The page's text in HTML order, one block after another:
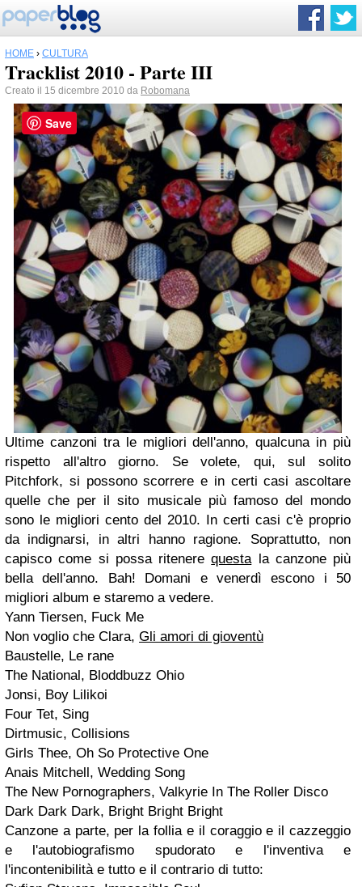
HOME › CULTURA
Tracklist 2010 - Parte III
Creato il 15 dicembre 2010 da Robomana
Ultime canzoni tra le migliori dell'anno, qualcuna in più
rispetto all'altro giorno. Se volete, qui, sul solito
Pitchfork, si possono scorrere e in certi casi ascoltare
quelle che per il sito musicale più famoso del mondo
sono le migliori cento del 2010. In certi casi c'è proprio
da indignarsi, in altri hanno ragione. Soprattutto, non
capisco come si possa ritenerequesta la canzone più
bella dell'anno. Bah! Domani e venerdì escono i 50
migliori album e staremo a vedere.
Yann Tiersen, Fuck Me
Non voglio che Clara, Gli amori di gioventù
Baustelle, Le rane
The National, Bloddbuzz Ohio
Jonsi, Boy Lilikoi
Four Tet, Sing
Dirtmusic, Collisions
Girls Thee, Oh So Protective One
Anais Mitchell, Wedding Song
The New Pornographers, Valkyrie In The Roller Disco
Dark Dark Dark, Bright Bright Bright
Canzone a parte, per la follia e il coraggio e il cazzeggio
e l'autobiografismo spudorato e l'inventiva e
l'incontenibilità e tutto e il contrario di tutto:
Save